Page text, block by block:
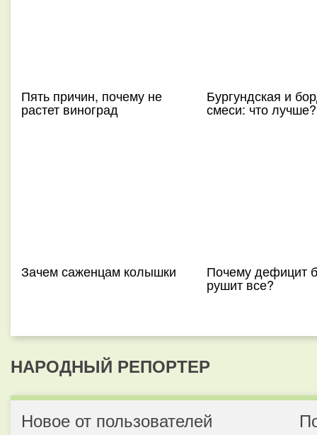
Пять причин, почему не
растет виноград
Бургундская и
смеси: что лучше?
Зачем саженцам колышки Почему дефицит
рушит все?
НАРОДНЫЙ РЕПОРТЕР
Новое от пользователей